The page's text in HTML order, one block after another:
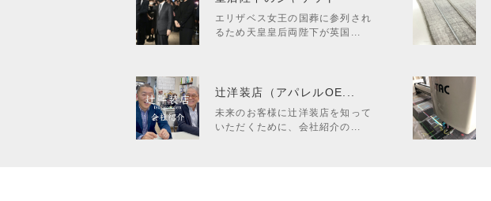
エリザベス女王の国葬に参列され
るため天皇皇后両陛下が英国...
辻洋装店（アパレルOE...
未来のお客様に辻洋装店を知って
いただくために、会社紹介の...